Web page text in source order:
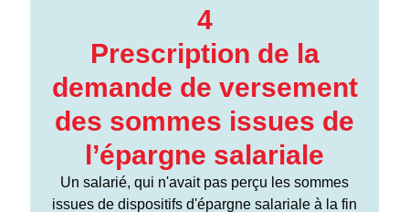
4
Prescription de la
demande de versement
des sommes issues de
l’épargne salariale
Un salarié, qui n'avait pas perçu les sommes
issues de dispositifs d'épargne salariale à la fin